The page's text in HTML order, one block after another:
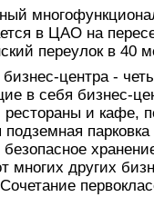
в ЦАО на
переулок в 40
центра -
в себя бизнес-
рестораны и кафе,
подземная
безопасное
многих других